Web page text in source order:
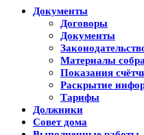
Документы
Договоры
Документы
Материалы
Показания
Раскрытие
Тарифы
Должники
Совет дома